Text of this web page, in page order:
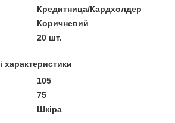
Кредитница/Кардхолдер
Коричневий
20 шт.
характеристики
105
75
Шкіра